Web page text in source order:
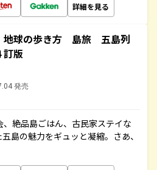
詳細を見る
球の歩き方 島旅 五島列
版
発売
絶品島ごはん、古民家ステイな
島の魅力をギュッと凝縮。さあ、